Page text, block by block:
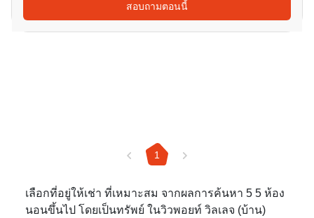
สอบถามตอนนี้
1
เลือกที่อยู่ให้เช่า ที่เหมาะสม จากผลการค้นหา 5 5 ห้อง
นอนขึ้นไป โดยเป็นทรัพย์ ในวิวพอยท์ วิลเลจ (บ้าน)